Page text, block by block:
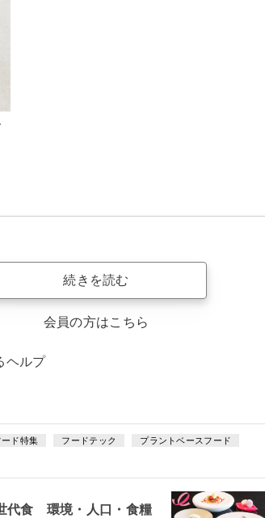
続きを読む
会員の方はこちら
ヘルプ
ド特集 フードテック プラントベースフード
代食 環境・人口・食糧